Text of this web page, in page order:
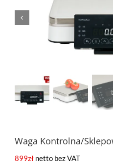
Waga Kontrolna/
899zł netto bez VAT